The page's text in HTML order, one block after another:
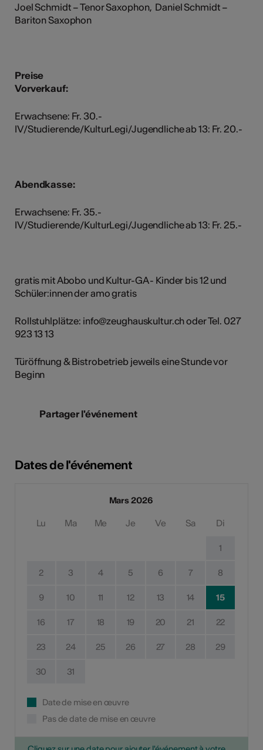
Joel Schmidt – Tenor Saxophon, Daniel Schmidt –
Bariton Saxophon
Preise
Vorverkauf:
Erwachsene: Fr. 30.-
IV/Studierende/KulturLegi/Jugendliche ab 13: Fr. 20.-
Abendkasse:
Erwachsene: Fr. 35.-
IV/Studierende/KulturLegi/Jugendliche ab 13: Fr. 25.-
gratis mit Abobo und Kultur-GA - Kinder bis 12 und
Schüler:innen der amo gratis
Rollstuhlplätze: info@zeughauskultur.ch oder Tel. 027
923 13 13
Türöffnung & Bistrobetrieb jeweils eine Stunde vor
Beginn
Partager l'événement
Dates de l'événement
Mars 2026
Lu Ma Me Je Ve Sa Di
1
2 3 4 5 6 7 8
9 10 11 12 13 14 15
16 17 18 19 20 21 22
23 24 25 26 27 28 29
30 31
Date de mise en œuvre
Pas de date de mise en œuvre